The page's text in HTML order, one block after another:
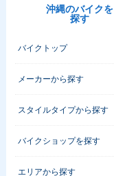
沖縄のバイクを
探す
バイクトップ
メーカーから探す
スタイルタイプから探す
バイクショップを探す
エリアから探す